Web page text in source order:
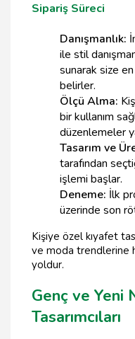
Sipariş Süreci
Danışmanlık:
ile stil
sunarak size en
belirler.
Ölçü Alma:
bir kullanım
düzenlemeler
Tasarım ve
tarafından
işlemi başlar.
Deneme: İlk
üzerinde son
Kişiye özel kıyafet
ve moda trendlerine
yoldur.
Genç ve Yeni
Tasarımcıları